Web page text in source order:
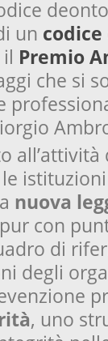
un
Premio
che si
nuova
con
di
degli
, uno